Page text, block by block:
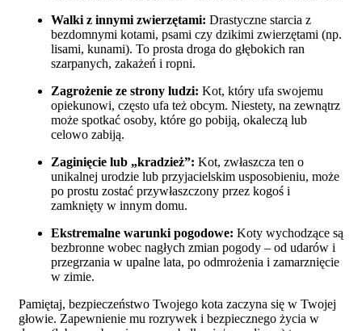
Walki z innymi zwierzętami: Drastyczne starcia z
bezdomnymi kotami, psami czy dzikimi zwierzętami (np.
lisami, kunami). To prosta droga do głębokich ran
szarpanych, zakażeń i ropni.
Zagrożenie ze strony ludzi: Kot, który ufa swojemu
opiekunowi, często ufa też obcym. Niestety, na zewnątrz
może spotkać osoby, które go pobiją, okaleczą lub
celowo zabiją.
Zaginięcie lub „kradzież”: Kot, zwłaszcza ten o
unikalnej urodzie lub przyjacielskim usposobieniu, może
po prostu zostać przywłaszczony przez kogoś i
zamknięty w innym domu.
Ekstremalne warunki pogodowe: Koty wychodzące są
bezbronne wobec nagłych zmian pogody – od udarów i
przegrzania w upalne lata, po odmrożenia i zamarznięcie
w zimie.
Pamiętaj, bezpieczeństwo Twojego kota zaczyna się w Twojej
głowie. Zapewnienie mu rozrywek i bezpiecznego życia w